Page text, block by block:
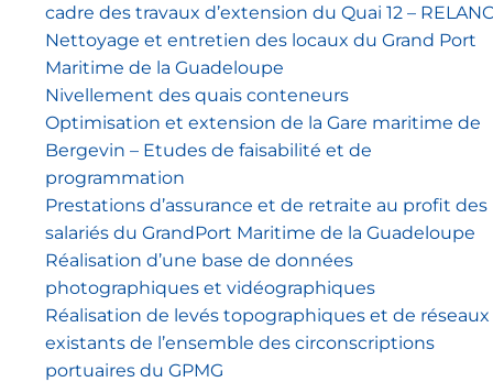
cadre des travaux d’extension du Quai 12 –
Nettoyage et entretien des locaux du Grand Port
Maritime de la Guadeloupe
Nivellement des quais conteneurs
Optimisation et extension de la Gare maritime de
Bergevin – Etudes de faisabilité et de
programmation
Prestations d’assurance et de retraite au profit des
salariés du GrandPort Maritime de la Guadeloupe
Réalisation d’une base de données
photographiques et vidéographiques
Réalisation de levés topographiques et de réseaux
existants de l’ensemble des circonscriptions
portuaires du GPMG